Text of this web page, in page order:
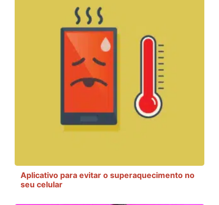
Aplicativo para evitar o superaquecimento no
seu celular